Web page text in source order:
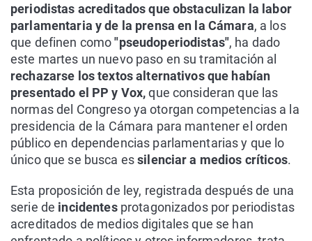
periodistas acreditados que obstaculizan la labor
parlamentaria y de la prensa en la Cámara, a los
que definen como"pseudoperiodistas", ha dado
este martes un nuevo paso en su tramitación al
rechazarse los textos alternativos que habían
presentado el PP y Vox,que consideran que las
normas del Congreso ya otorgan competencias a la
presidencia de la Cámara para mantener el orden
público en dependencias parlamentarias y que lo
único que se busca essilenciar a medios críticos.
Esta proposición de ley, registrada después de una
serie de incidentes protagonizados por periodistas
acreditados de medios digitales que se han